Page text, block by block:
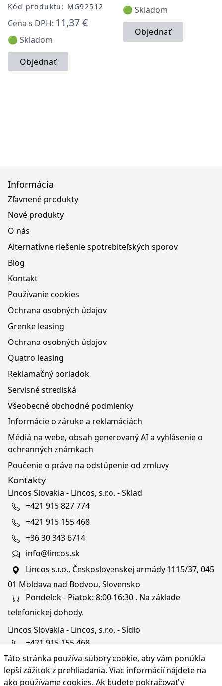
Kód produktu: MG92512
Cena s DPH: 11,37 €
🟢 Skladom
Objednať
🟢 Skladom
Objednať
Táto stránka používa súbory cookie, aby vám ponúkla
lepší zážitok z prehliadania. Viac informácií nájdete na
ako používame cookies. Ak budete pokračovať v
Informácia
Zľavnené produkty
Nové produkty
O nás
Alternatívne riešenie spotrebiteľských sporov
Blog
Kontakt
Používanie cookies
Ochrana osobných údajov
Grenke leasing
Ochrana osobných údajov
Quatro leasing
Reklamačný poriadok
Servisné strediská
Všeobecné obchodné podmienky
Informácie o záruke a reklamáciách
Médiá na webe, obsah generovaný AI a vyhlásenie o
ochranných známkach
Poučenie o práve na odstúpenie od zmluvy
Kontakty
Lincos Slovakia - Lincos, s.r.o. - Sklad
+421 915 827 774
+421 915 155 468
+36 30 343 6714
info@lincos.sk
Lincos s.r.o., Československej armády 1115/37, 045
01 Moldava nad Bodvou, Slovensko
Pondelok - Piatok: 8:00-16:30 . Na základe
telefonickej dohody.
Lincos Slovakia - Lincos, s.r.o. - Sídlo
+421 915 155 468
+36/30 343 6714
bratislava@lincos.sk